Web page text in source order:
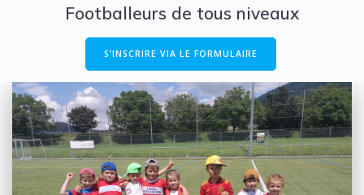
Footballeurs de tous niveaux
S’INSCRIRE VIA LE FORMULAIRE